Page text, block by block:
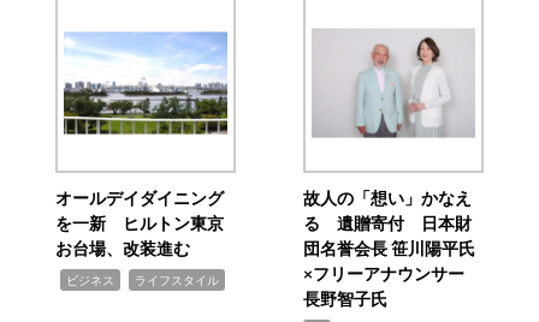
オールデイダイニング
を一新 ヒルトン東京
お台場、改装進む
ビジネス ライフスタイル
故人の「想い」かなえ
る 遺贈寄付 日本財
団名誉会長 笹川陽平氏
×フリーアナウンサー
長野智子氏